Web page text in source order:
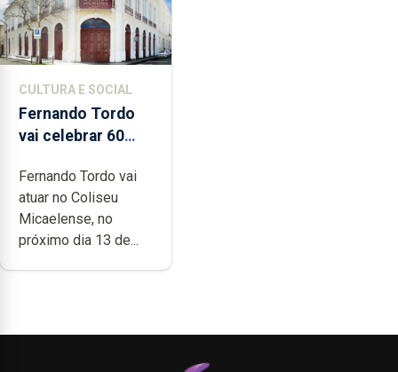
CULTURA E SOCIAL
Fernando Tordo
vai celebrar 60
no Coliseu
Micaelense
Fernando Tordo vai
atuar no Coliseu
Micaelense, no
próximo dia 13 de...